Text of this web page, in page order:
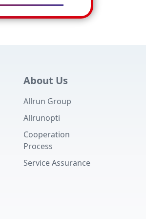
About Us
Allrun Group
Allrunopti
Cooperation
Process
Service Assurance